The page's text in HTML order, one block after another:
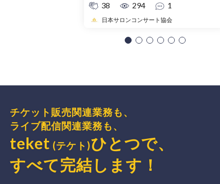
38
294 1
日本サロンコンサート協会
チケット販売関連業務も、
ライブ配信関連業務も、
teket (テケト)ひとつで、
すべて完結 します ！